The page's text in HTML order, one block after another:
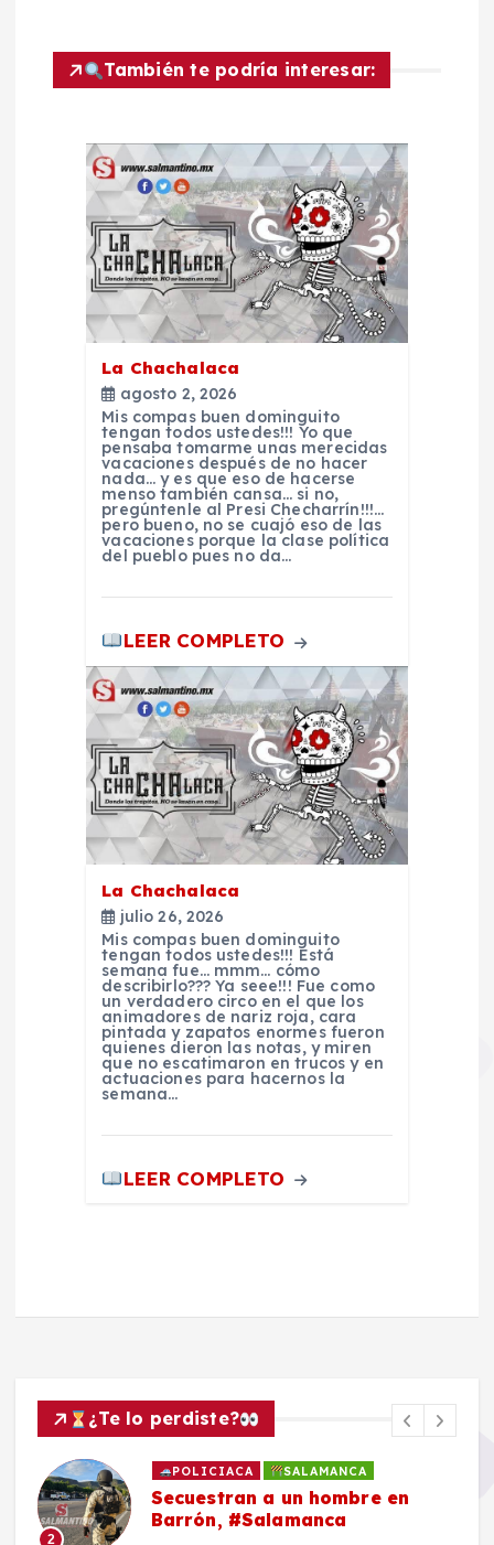
e
g
También te podría interesar:
La Chachalaca
agosto 2, 2026
Mis compas buen dominguito
tengan todos ustedes!!! Yo que
pensaba tomarme unas merecidas
vacaciones después de no hacer
nada… y es que eso de hacerse
menso también cansa… si no,
pregúntenle al Presi Checharrín!!!…
pero bueno, no se cuajó eso de las
vacaciones porque la clase política
del pueblo pues no da…
LEER COMPLETO
La Chachalaca
julio 26, 2026
Mis compas buen dominguito
tengan todos ustedes!!! Está
semana fue… mmm… cómo
describirlo??? Ya seee!!! Fue como
un verdadero circo en el que los
animadores de nariz roja, cara
pintada y zapatos enormes fueron
quienes dieron las notas, y miren
que no escatimaron en trucos y en
actuaciones para hacernos la
semana…
LEER COMPLETO
¿Te lo perdiste?
2
POLICIACA SALAMANCA
Secuestran a un hombre en
Barrón, #Salamanca